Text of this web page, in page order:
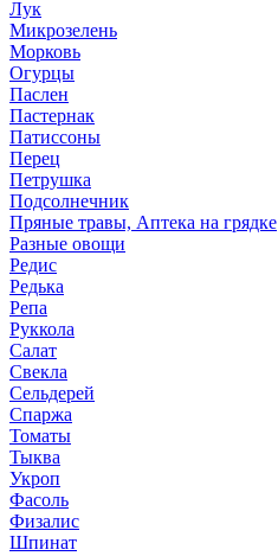
Лук
Микрозелень
Морковь
Огурцы
Паслен
Пастернак
Патиссоны
Перец
Петрушка
Подсолнечник
Пряные травы, Аптека на грядке
Разные овощи
Редис
Редька
Репа
Руккола
Салат
Свекла
Сельдерей
Спаржа
Томаты
Тыква
Укроп
Фасоль
Физалис
Шпинат